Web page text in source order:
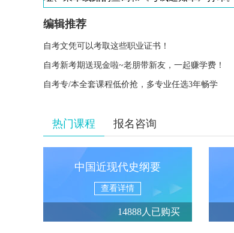
编辑推荐
自考文凭可以考取这些职业证书！
自考新考期送现金啦~老朋带新友，一起赚学费！
自考专/本全套课程低价抢，多专业任选3年畅学
热门课程 报名咨询
中国近现代史纲要
查看详情
14888人已购买